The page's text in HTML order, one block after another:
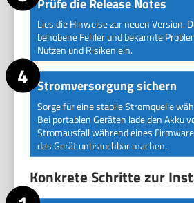
Prüfe die Release Notes
Lies die Hinweise zur neuen Version.
behobene Fehler und bekannte
Nutzen und Risiken ein.
Stromversorgung sichern
Sorge für eine stabile Stromquelle
Bei portablen Geräten lade den Akku
Stromausfall während eines
das Gerät unbrauchbar machen.
Konkrete Schritte zur